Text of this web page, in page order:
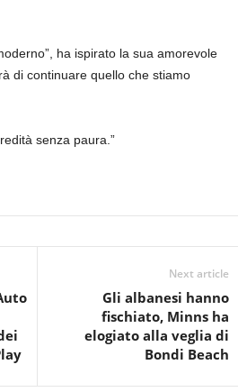
ha ispirato la sua amorevole
di continuare quello che stiamo
senza paura.”
Next article
Gli albanesi hanno
fischiato, Minns ha
elogiato alla veglia di
Bondi Beach